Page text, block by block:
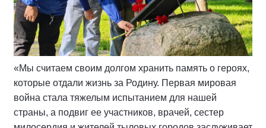
«Мы считаем своим долгом хранить память о героях,
которые отдали жизнь за Родину. Первая мировая
война стала тяжелым испытанием для нашей
страны, а подвиг ее участников, врачей, сестер